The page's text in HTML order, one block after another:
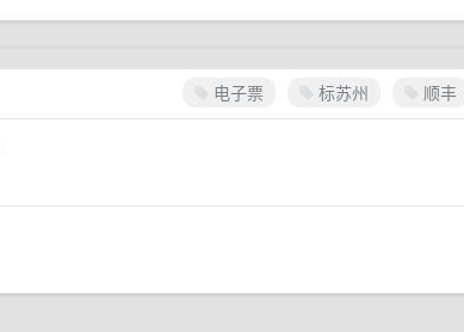
电子票 标苏州 顺丰